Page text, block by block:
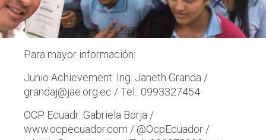
Para mayor información:
Junio Achievement: Ing. Janeth Granda /
grandaj@jae.org.ec / Tel.: 0993327454
OCP Ecuadr: Gabriela Borja /
www.ocpecuador.com / @OcpEcuador /